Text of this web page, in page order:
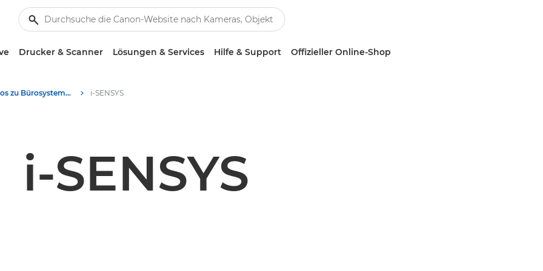
Drucker & Scanner Lösungen & Services Hilfe & Support Offizieller Online-Shop
Produktfotos zu Bürosystemen - Canon Presse Center i-SENSYS
i-SENSYS